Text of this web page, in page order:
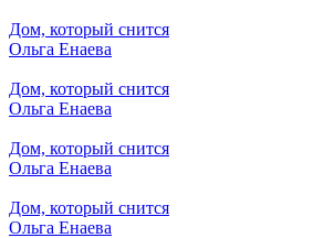
Дом, который снится
Ольга Енаева
Дом, который снится
Ольга Енаева
Дом, который снится
Ольга Енаева
Дом, который снится
Ольга Енаева